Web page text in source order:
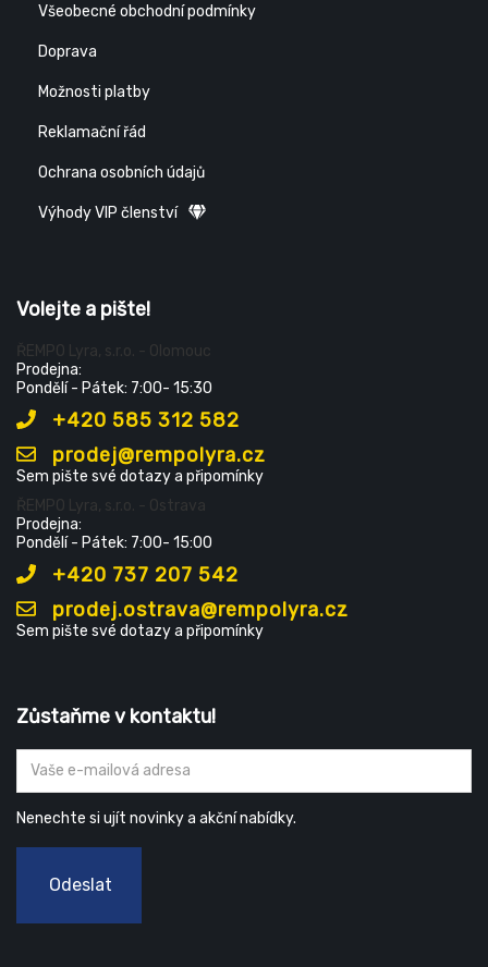
Všeobecné obchodní podmínky
Doprava
Možnosti platby
Reklamační řád
Ochrana osobních údajů
Výhody VIP členství
Volejte a pište!
ŘEMPO Lyra, s.r.o. - Olomouc
Prodejna:
Pondělí - Pátek: 7:00- 15:30
+420 585 312 582
prodej@rempolyra.cz
Sem pište své dotazy a připomínky
ŘEMPO Lyra, s.r.o. - Ostrava
Prodejna:
Pondělí - Pátek: 7:00- 15:00
+420 737 207 542
prodej.ostrava@rempolyra.cz
Sem pište své dotazy a připomínky
Zůstaňme v kontaktu!
Nenechte si ujít novinky a akční nabídky.
Odeslat